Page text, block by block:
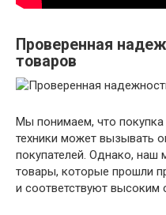
Проверенная
товаров
Мы понимаем, что
техники может вызывать
покупателей. Однако, наш
товары, которые прошли
и соответствуют высоким